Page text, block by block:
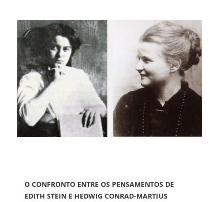
O CONFRONTO ENTRE OS PENSAMENTOS DE
EDITH STEIN E HEDWIG CONRAD-MARTIUS